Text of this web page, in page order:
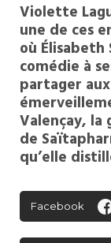
Violette
une de ces
où
comédie à
partager
Valençay, la
de
qu’elle
Facebook